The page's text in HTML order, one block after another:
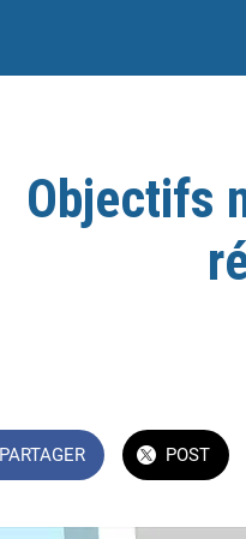
Objectifs
PARTAGER POST